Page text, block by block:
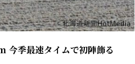
今季最速タイムで初陣飾る